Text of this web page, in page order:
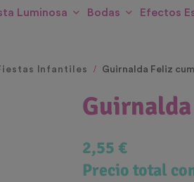
Luminosa Bodas Efectos
Infantiles Guirnalda Feliz
2,55 €
Precio total